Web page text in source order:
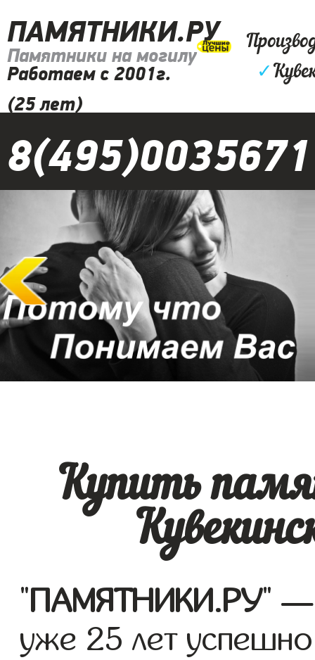
ПАМЯТНИКИ.РУ
Памятники на могилу
Работаем с 2001г.
(25 лет)
✓
8(495)0035671
Купить
"ПАМЯТНИКИ.РУ" —
уже 25 лет